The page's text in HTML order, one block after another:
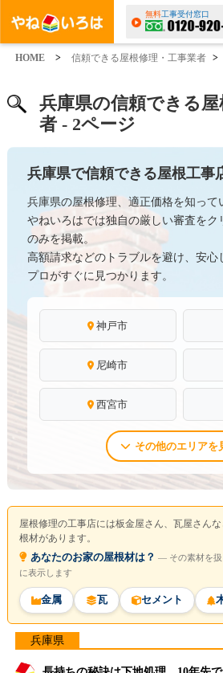
無料工事受付窓口
HOME > 信頼できる屋根修理・工事業者 >
兵庫県の信頼できる
者 - 2ページ
兵庫県で信頼できる屋根工事
兵庫県の屋根修理、適正価格を知って
やねいろはでは独自の厳しい審査をク
のみを掲載。
高額請求などのトラブルを避け、安心
プロがすぐに見つかります。
神戸市
尼崎市
西宮市
その他のエリアを
屋根修理の工事店には板金屋さん、瓦屋さん
根材があります。
あなたのお家の屋根材は？ ― その素材を扱
に表示します
金属 瓦 セメント
兵庫県